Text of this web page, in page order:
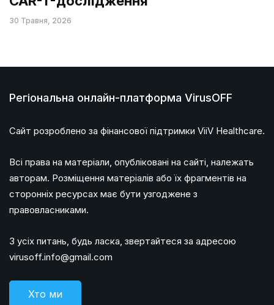
30 Травня, 2026
Регіональна онлайн-платформа VirusOFF
Сайт розроблено за фінансової підтримки ViiV Healthcare.
Всі права на матеріали, опубліковані на сайті, належать
авторам. Розміщення матеріалів або їх фрагментів на
сторонніх ресурсах має бути узгоджене з
правовласниками.
З усіх питань, будь ласка, звертайтеся за адресою
virusoff.info@gmail.com
Хто ми